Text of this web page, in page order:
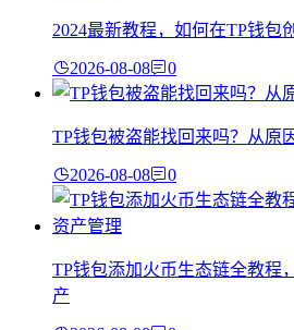
2024最新教程，如何在TP钱包
2026-08-08 0
TP钱包被盗能找回来吗？从原
2026-08-08 0
TP钱包添加火币生态链全教程
产